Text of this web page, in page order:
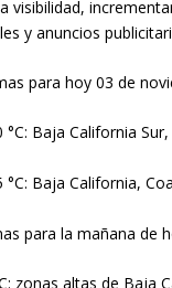
visibilidad,
y anuncios
para hoy 03 de
Baja California
Baja California,
para la mañana de
zonas altas de Baja